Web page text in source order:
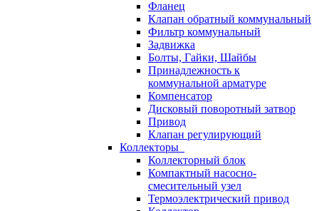
Фланец
Клапан обратный коммунальный
Фильтр коммунальный
Задвижка
Болты, Гайки, Шайбы
Принадлежность к
коммунальной арматуре
Компенсатор
Дисковый поворотный затвор
Привод
Клапан регулирующий
Коллекторы
Коллекторный блок
Компактный насосно-
смесительный узел
Термоэлектрический привод